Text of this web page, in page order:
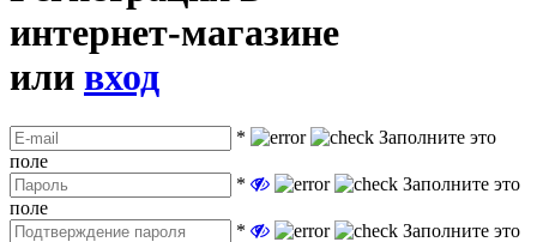
интернет-магазине
или вход
*
Заполните это
поле
*
Заполните это
поле
*
Заполните это